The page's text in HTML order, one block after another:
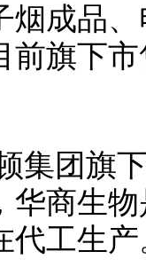
烟成品
前旗下
集团旗
华商生
代工生产